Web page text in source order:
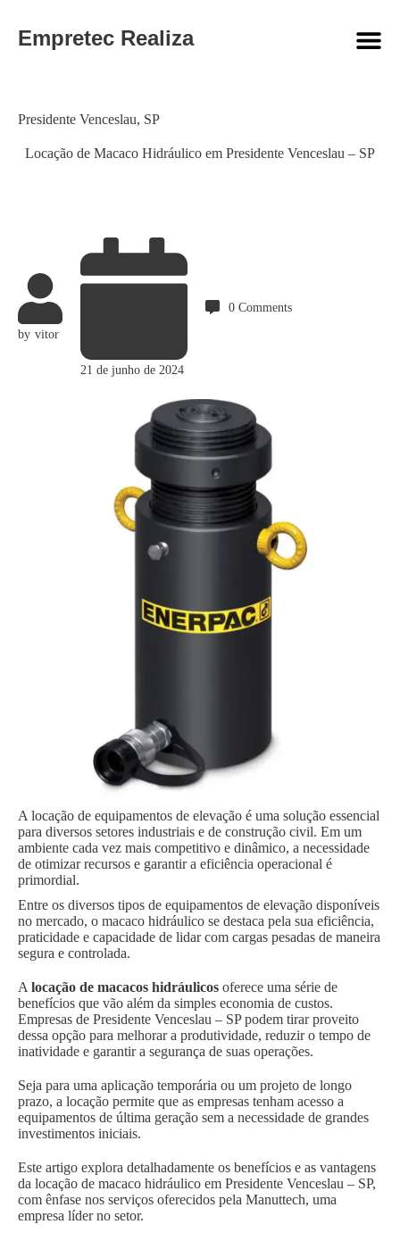
Empretec Realiza
Locação de Macaco Hidráulico em Presidente Venceslau – SP
Category
Presidente Venceslau, SP
by vitor
21 de junho de 2024
0 Comments
A locação de equipamentos de elevação é uma solução essencial
para diversos setores industriais e de construção civil. Em um
ambiente cada vez mais competitivo e dinâmico, a necessidade
de otimizar recursos e garantir a eficiência operacional é
primordial.
Entre os diversos tipos de equipamentos de elevação disponíveis
no mercado, o macaco hidráulico se destaca pela sua eficiência,
praticidade e capacidade de lidar com cargas pesadas de maneira
segura e controlada.
A locação de macacos hidráulicos oferece uma série de
benefícios que vão além da simples economia de custos.
Empresas de Presidente Venceslau – SP podem tirar proveito
dessa opção para melhorar a produtividade, reduzir o tempo de
inatividade e garantir a segurança de suas operações.
Seja para uma aplicação temporária ou um projeto de longo
prazo, a locação permite que as empresas tenham acesso a
equipamentos de última geração sem a necessidade de grandes
investimentos iniciais.
Este artigo explora detalhadamente os benefícios e as vantagens
da locação de macaco hidráulico em Presidente Venceslau – SP,
com ênfase nos serviços oferecidos pela Manuttech, uma
empresa líder no setor.